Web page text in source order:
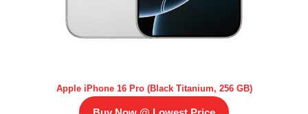
Apple iPhone 16 Pro (Black Titanium, 256 GB)